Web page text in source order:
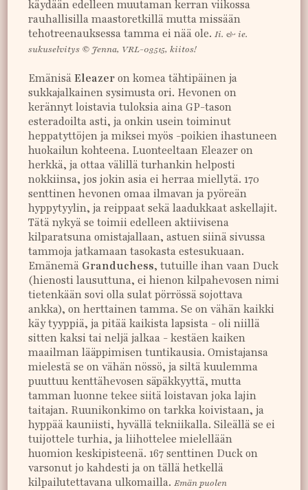
käydään edelleen muutaman kerran viikossa
rauhallisilla maastoretkillä mutta missään
tehotreenauksessa tamma ei nää ole.Ii. & ie.
sukuselvitys © Jenna, VRL-03515, kiitos!
EmänisäEleazer on komea tähtipäinen ja
sukkajalkainen sysimusta ori. Hevonen on
kerännyt loistavia tuloksia aina GP-tason
esteradoilta asti, ja onkin usein toiminut
heppatyttöjen ja miksei myös -poikien ihastuneen
huokailun kohteena. Luonteeltaan Eleazer on
herkkä, ja ottaa välillä turhankin helposti
nokkiinsa, jos jokin asia ei herraa miellytä. 170
senttinen hevonen omaa ilmavan ja pyöreän
hyppytyylin, ja reippaat sekä laadukkaat askellajit.
Tätä nykyä se toimii edelleen aktiivisena
kilparatsuna omistajallaan, astuen siinä sivussa
tammoja jatkamaan tasokasta estesukuaan.
Emänemä Granduchess, tutuille ihan vaan Duck
(hienosti lausuttuna, ei hienon kilpahevosen nimi
tietenkään sovi olla sulat pörrössä sojottava
ankka), on herttainen tamma. Se on vähän kaikki
käy tyyppiä, ja pitää kaikista lapsista - oli niillä
sitten kaksi tai neljä jalkaa - kestäen kaiken
maailman lääppimisen tuntikausia. Omistajansa
mielestä se on vähän nössö, ja siltä kuulemma
puuttuu kenttähevosen säpäkkyyttä, mutta
tamman luonne tekee siitä loistavan joka lajin
taitajan. Ruunikonkimo on tarkka koivistaan, ja
hyppää kauniisti, hyvällä tekniikalla. Sileällä se ei
tuijottele turhia, ja liihottelee mielellään
huomion keskipisteenä. 167 senttinen Duck on
varsonut jo kahdesti ja on tällä hetkellä
kilpailutettavana ulkomailla.Emän puolen